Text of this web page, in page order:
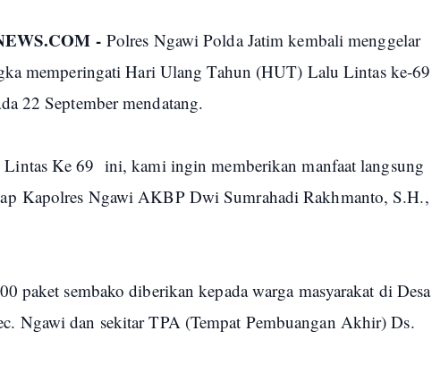
-Polres Ngawi Polda Jatim kembali menggelar
memperingati Hari Ulang Tahun (HUT) Lalu Lintas ke-69
22 September mendatang.
Ke 69 ini, kami ingin memberikan manfaat langsung
Kapolres Ngawi AKBP Dwi Sumrahadi Rakhmanto, S.H.,
paket sembako diberikan kepada warga masyarakat di Desa
Ngawi dan sekitar TPA (Tempat Pembuangan Akhir) Ds.